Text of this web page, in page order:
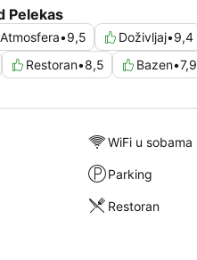
Pelekas
Atmosfera•9,5 Doživljaj•9,4
Restoran•8,5 Bazen•7,9
WiFi u sobama
Parking
Restoran